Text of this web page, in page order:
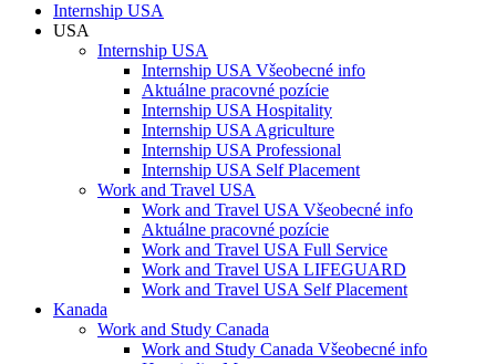
Internship USA
USA
Internship USA
Internship USA Všeobecné info
Aktuálne pracovné pozície
Internship USA Hospitality
Internship USA Agriculture
Internship USA Professional
Internship USA Self Placement
Work and Travel USA
Work and Travel USA Všeobecné info
Aktuálne pracovné pozície
Work and Travel USA Full Service
Work and Travel USA LIFEGUARD
Work and Travel USA Self Placement
Kanada
Work and Study Canada
Work and Study Canada Všeobecné info